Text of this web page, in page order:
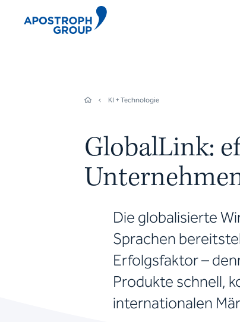
KI + Technologie
GlobalLink:
Die globalisierte
Sprachen
Erfolgsfaktor –
Produkte schnell,
internationalen